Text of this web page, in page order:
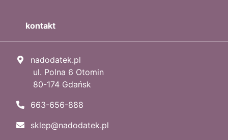
kontakt
nadodatek.pl
ul. Polna 6 Otomin
80-174 Gdańsk
663-656-888
sklep@nadodatek.pl